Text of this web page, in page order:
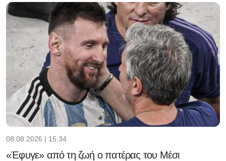
08.08.2026 | 15:34
«Έφυγε» από τη ζωή ο πατέρας του Μέσι